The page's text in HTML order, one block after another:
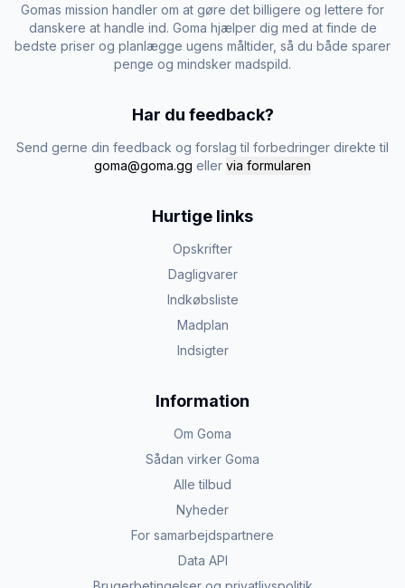
Gomas mission handler om at gøre det billigere og lettere for
danskere at handle ind. Goma hjælper dig med at finde de
bedste priser og planlægge ugens måltider, så du både sparer
penge og mindsker madspild.
Har du feedback?
Send gerne din feedback og forslag til forbedringer direkte til
goma@goma.gg eller via formularen
Hurtige links
Opskrifter
Dagligvarer
Indkøbsliste
Madplan
Indsigter
Information
Om Goma
Sådan virker Goma
Alle tilbud
Nyheder
For samarbejdspartnere
Data API